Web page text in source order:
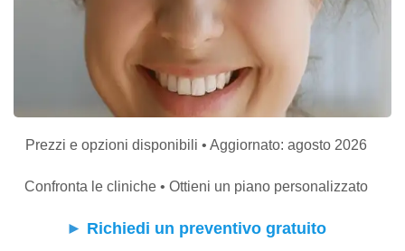
Prezzi e opzioni disponibili • Aggiornato: agosto 2026
Confronta le cliniche • Ottieni un piano personalizzato
► Richiedi un preventivo gratuito